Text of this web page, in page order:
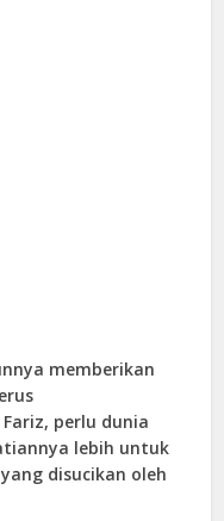
memberikan
perlu dunia
lebih untuk
disucikan oleh